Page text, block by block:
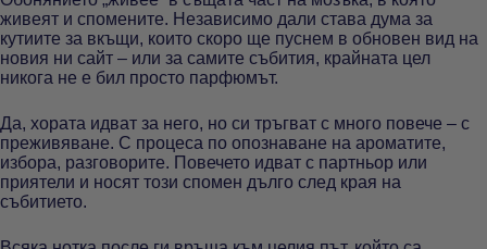
живеят и спомените. Независимо дали става дума за
кутиите за вкъщи, които скоро ще пуснем в обновен вид на
новия ни сайт – или за самите събития, крайната цел
никога не е бил просто парфюмът.
Да, хората идват за него, но си тръгват с много повече – с
преживяване. С процеса по опознаване на ароматите,
избора, разговорите. Повечето идват с партньор или
приятели и носят този спомен дълго след края на
събитието.